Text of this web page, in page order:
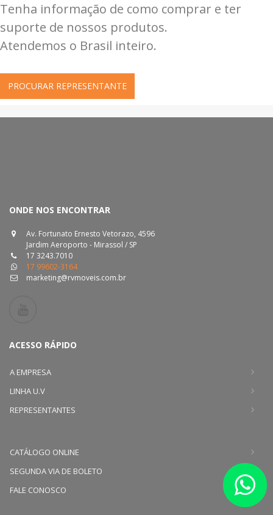
Tenha informação de como comprar e ter
suporte de nossos produtos.
Atendemos o Brasil inteiro.
PROCURAR REPRESENTANTE
ONDE NOS ENCONTRAR
Av. Fortunato Ernesto Vetorazo, 4596
Jardim Aeroporto - Mirassol / SP
17 3243.7010
17 99602-3164
marketing@rvmoveis.com.br
ACESSO RÁPIDO
A EMPRESA
LINHA U.V
REPRESENTANTES
CATÁLOGO ONLINE
SEGUNDA VIA DE BOLETO
FALE CONOSCO